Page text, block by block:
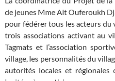
de jeunes Mme Ait Ouferoukh
pour fédérer tous les acteurs du
trois associations activant au
Tagmats et l’association
village, les personnalités du
autorités locales et